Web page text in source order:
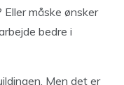
måske ønsker
bedre i
Men det er